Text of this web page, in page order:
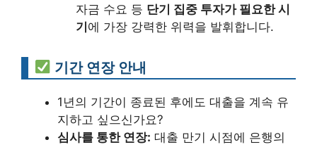
자금 수요 등 단기 집중 투자가 필요한 시
기 에 가장 강력한 위력을 발휘합니다.
기간 연장 안내
1년의 기간이 종료된 후에도 대출을 계속 유
지하고 싶으신가요?
심사를 통한 연장: 대출 만기 시점에 은행의